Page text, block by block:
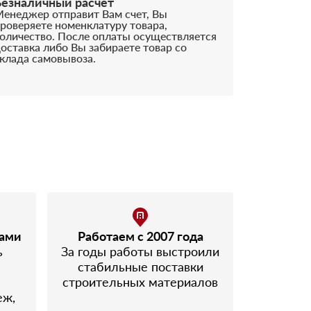
отправит Вам счет, Вы
номенклатуру товара,
После оплаты осуществляется
либо Вы забираете товар со
самовывоза.
Работаем с 2007 года
За годы работы выстроили
стабильные поставки
строительных материалов